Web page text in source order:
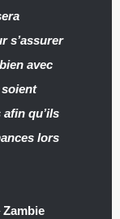
s’assurer
avec
qu’ils
lors
Zambie